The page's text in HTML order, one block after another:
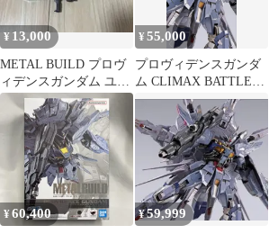
¥ 13,000
METAL BUILD プロヴ
ィデンスガンダム ユー
ディキウム・ビームラ
イフル
¥55,000
プロヴィデンスガンダ
ム CLIMAX BATTLE
Ver.[2026年5月]
¥60,400 ¥59,999